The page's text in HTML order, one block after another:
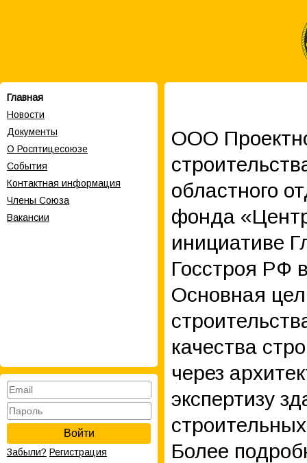
Главная
Новости
Документы
О Росптицесоюзе
События
Контактная информация
Члены Cоюза
Вакансии
Войти
Забыли? Регистрация
ООО
областного
фонда «Центр
инициативе
Госстроя РФ
Основная
качества
через
экспертизу
Более